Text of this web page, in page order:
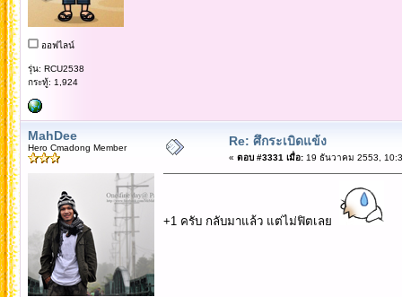
ออฟไลน์
รุ่น: RCU2538
กระทู้: 1,924
MahDee
Hero Cmadong Member Re: ศึกระเบิดแข้ง
« ตอบ #3331 เมื่อ:19 ธันวาคม 2553,
+1 ครับ กลับมาแล้ว แต่ไม่ฟิตเลย